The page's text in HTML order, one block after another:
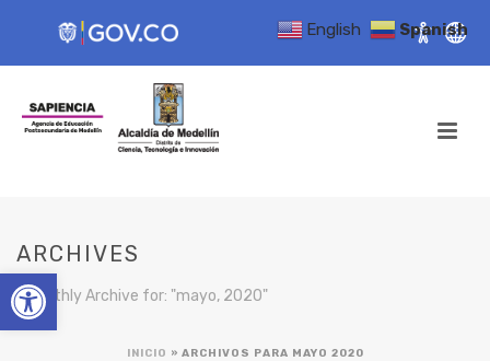
Open toolbar
ARCHIVES
Monthly Archive for: "mayo, 2020"
INICIO » ARCHIVOS PARA MAYO 2020
English Spanish